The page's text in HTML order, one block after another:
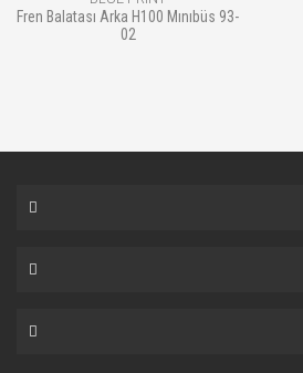
Fren Balatası Arka H100 Mınıbüs 93-
02